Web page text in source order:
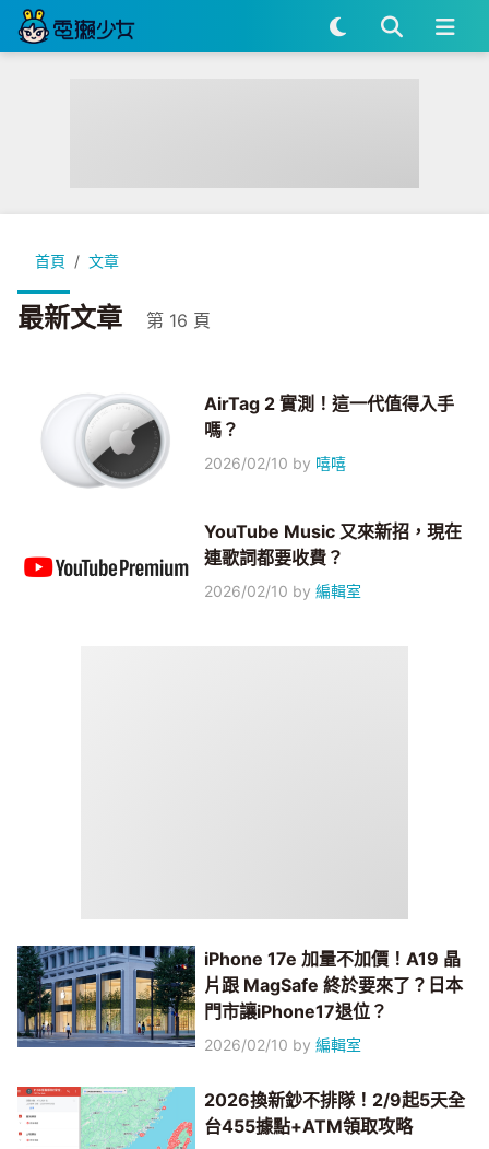
首頁 文章
最新文章 第 16 頁
AirTag 2 實測！這一代值得入手
嗎？
2026/02/10 by 嘻嘻
YouTube Music 又來新招，現在
連歌詞都要收費？
2026/02/10 by編輯室
iPhone 17e 加量不加價！A19 晶
片跟 MagSafe 終於要來了？日本
門市讓iPhone17退位？
2026/02/10 by編輯室
2026換新鈔不排隊！2/9起5天全
台455據點+ATM領取攻略